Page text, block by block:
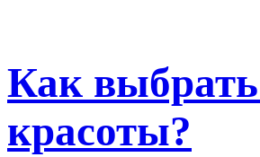
Как
красоты?